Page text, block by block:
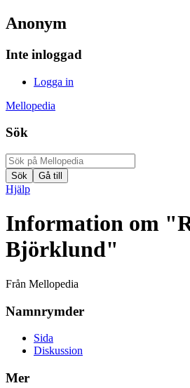
Anonym
Inte inloggad
Logga in
Mellopedia
Sök
Hjälp
Information om
Björklund"
Från Mellopedia
Namnrymder
Sida
Diskussion
Mer